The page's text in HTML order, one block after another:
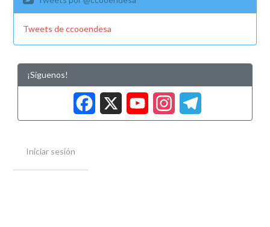
Tweets de ccooendesa
¡Síguenos!
Facebook
X
Iniciar sesión